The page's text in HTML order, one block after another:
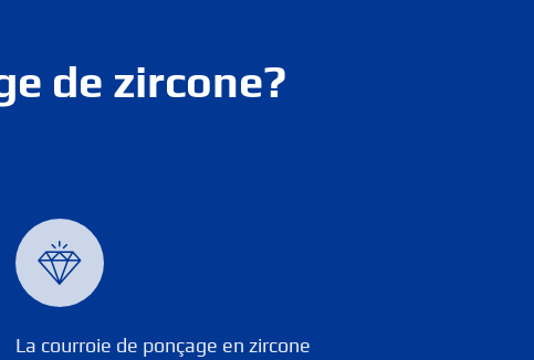
de zircone?

La courroie de ponçage en zircone